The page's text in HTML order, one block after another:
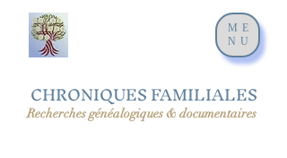
CHRONIQUES FAMILIALES
Recherches généalogiques & documentaires
ME
NU